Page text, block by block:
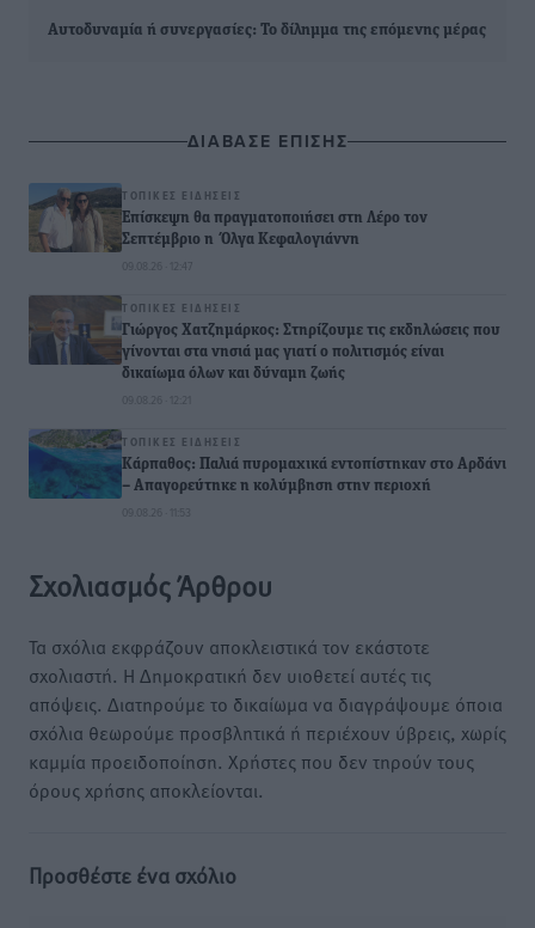
Αυτοδυναμία ή συνεργασίες: To δίλημμα της επόμενης μέρας
ΔΙΑΒΑΣΕ ΕΠΙΣΗΣ
ΤΟΠΙΚΈΣ ΕΙΔΉΣΕΙΣ
Επίσκεψη θα πραγματοποιήσει στη Λέρο τον
Σεπτέμβριο η Όλγα Κεφαλογιάννη
09.08.26 · 12:47
ΤΟΠΙΚΈΣ ΕΙΔΉΣΕΙΣ
Γιώργος Χατζημάρκος: Στηρίζουμε τις εκδηλώσεις που
γίνονται στα νησιά μας γιατί ο πολιτισμός είναι
δικαίωμα όλων και δύναμη ζωής
09.08.26 · 12:21
ΤΟΠΙΚΈΣ ΕΙΔΉΣΕΙΣ
Κάρπαθος: Παλιά πυρομαχικά εντοπίστηκαν στο Αρδάνι
– Απαγορεύτηκε η κολύμβηση στην περιοχή
09.08.26 · 11:53
Σχολιασμός Άρθρου
Τα σχόλια εκφράζουν αποκλειστικά τον εκάστοτε
σχολιαστή. Η Δημοκρατική δεν υιοθετεί αυτές τις
απόψεις. Διατηρούμε το δικαίωμα να διαγράψουμε όποια
σχόλια θεωρούμε προσβλητικά ή περιέχουν ύβρεις, χωρίς
καμμία προειδοποίηση. Χρήστες που δεν τηρούν τους
όρους χρήσης αποκλείονται.
Προσθέστε ένα σχόλιο